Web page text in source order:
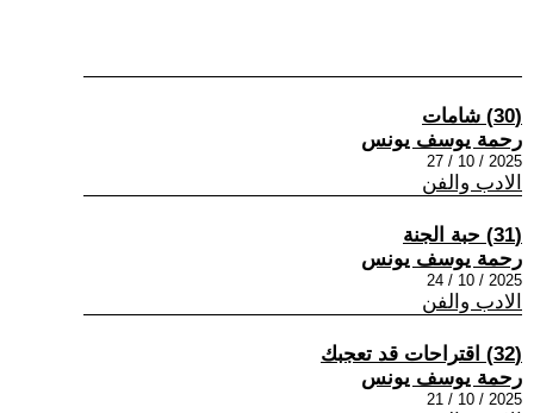
(30) شامات
رحمة يوسف يونس
2025 / 10 / 27
الادب والفن
(31) حبة الجنة
رحمة يوسف يونس
2025 / 10 / 24
الادب والفن
(32) اقتراحات قد تعجبك
رحمة يوسف يونس
2025 / 10 / 21